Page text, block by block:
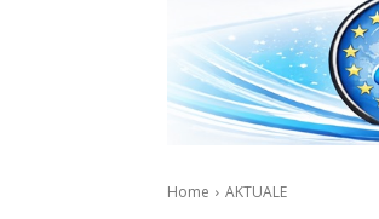
Home AKTUALE